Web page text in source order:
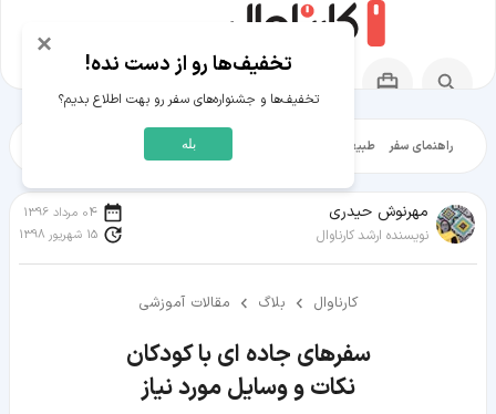
راهنمای سفر طبیعت‌گردی شهرگردی
مهرنوش حیدری
نویسنده ارشد کارناوال
04 مرداد 1396
15 شهریور 1398
کارناوال بلاگ مقالات آموزشی
نکات و وسایل مورد نیاز
×
تخفیف‌ها رو از دست نده!
تخفیف‌ها و جشنواره‌های سفر رو بهت اطلاع بدیم؟
بله